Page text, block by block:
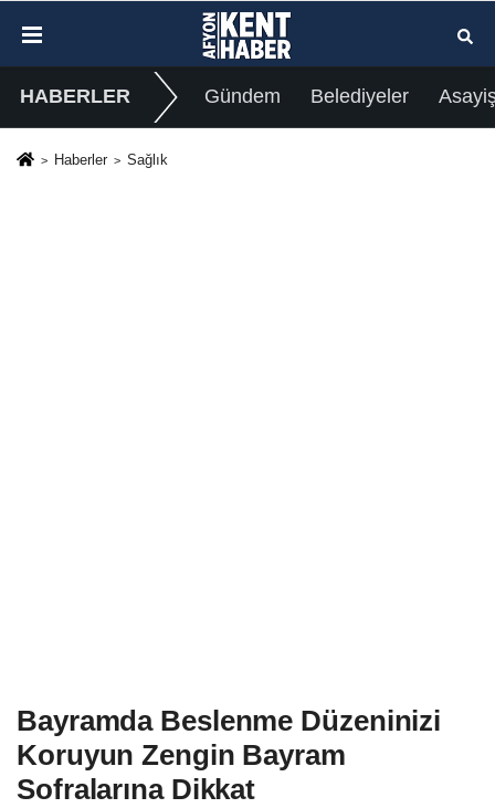
HABERLER Gündem Belediyeler
Haberler Sağlık
Bayramda Beslenme Düzeninizi
Koruyun Zengin Bayram
Sofralarına Dikkat